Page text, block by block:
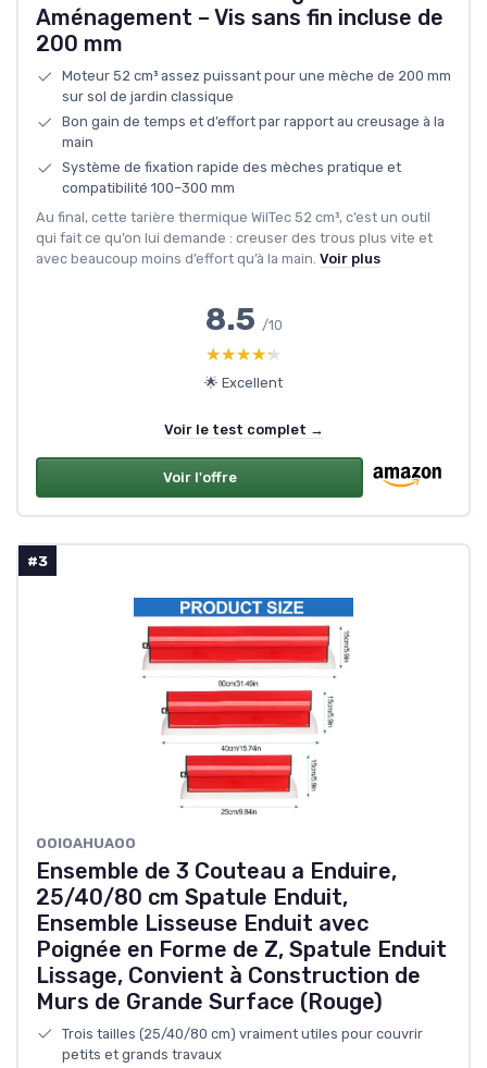
Aménagement – Vis sans fin incluse de
200 mm
Moteur 52 cm³ assez puissant pour une mèche de 200 mm
sur sol de jardin classique
Bon gain de temps et d’effort par rapport au creusage à la
main
Système de fixation rapide des mèches pratique et
compatibilité 100–300 mm
Au final, cette tarière thermique WilTec 52 cm³, c’est un outil
qui fait ce qu’on lui demande : creuser des trous plus vite et
avec beaucoup moins d’effort qu’à la main. Voir plus
8.5 /10
★★★★★
★★★★★
🌟 Excellent
Voir le test complet →
Voir l'offre
#3
OOIOAHUAOO
Ensemble de 3 Couteau a Enduire,
25/40/80 cm Spatule Enduit,
Ensemble Lisseuse Enduit avec
Poignée en Forme de Z, Spatule Enduit
Lissage, Convient à Construction de
Murs de Grande Surface (Rouge)
Trois tailles (25/40/80 cm) vraiment utiles pour couvrir
petits et grands travaux